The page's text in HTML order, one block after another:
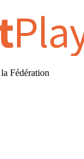
Fédération